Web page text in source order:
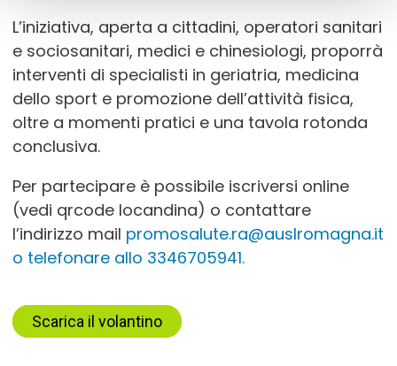
L’iniziativa, aperta a cittadini, operatori sanitari
e sociosanitari, medici e chinesiologi, proporrà
interventi di specialisti in geriatria, medicina
dello sport e promozione dell’attività fisica,
oltre a momenti pratici e una tavola rotonda
conclusiva.
Per partecipare è possibile iscriversi online
(vedi qrcode locandina) o contattare
l’indirizzo mail promosalute.ra@auslromagna.it
o telefonare allo 3346705941.
Scarica il volantino